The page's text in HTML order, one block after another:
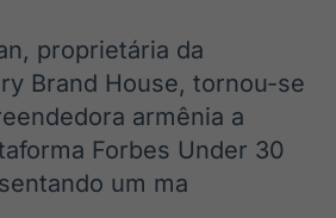
OTC
Plataforma para
negociação de
ativos
integração de
conteúdos e
Broadcast
proprietária da
Brand House, tornou-se
armênia a
Forbes Under 30
um ma